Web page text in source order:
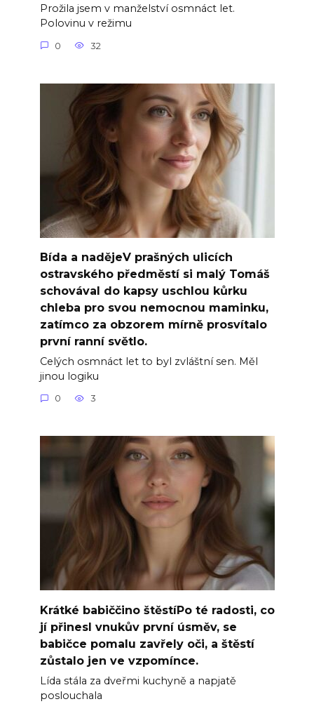
Prožila jsem v manželství osmnáct let.
Polovinu v režimu
0 32
Bída a nadějeV prašných ulicích
ostravského předměstí si malý Tomáš
schovával do kapsy uschlou kůrku
chleba pro svou nemocnou maminku,
zatímco za obzorem mírně prosvítalo
první ranní světlo.
Celých osmnáct let to byl zvláštní sen. Měl
jinou logiku
0 3
Krátké babiččino štěstíPo té radosti, co
jí přinesl vnukův první úsměv, se
babičce pomalu zavřely oči, a štěstí
zůstalo jen ve vzpomínce.
Lída stála za dveřmi kuchyně a napjatě
poslouchala